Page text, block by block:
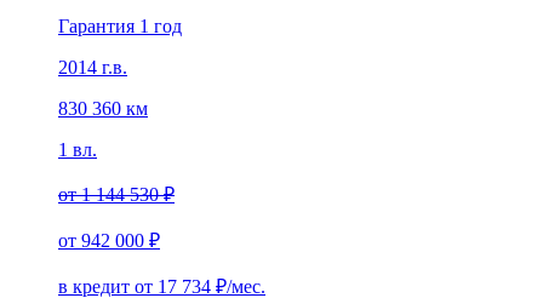
Гарантия 1 год
2014 г.в.
830 360 км
1 вл.
от1 144 530 ₽
от 942 000 ₽
в кредит от 17 734 ₽/мес.